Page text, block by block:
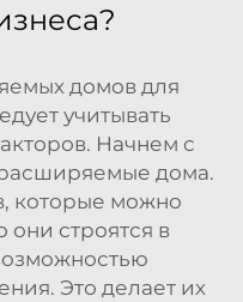
домов для
учитывать
Начнем с
дома.
которые можно
они строятся в
Это делает их